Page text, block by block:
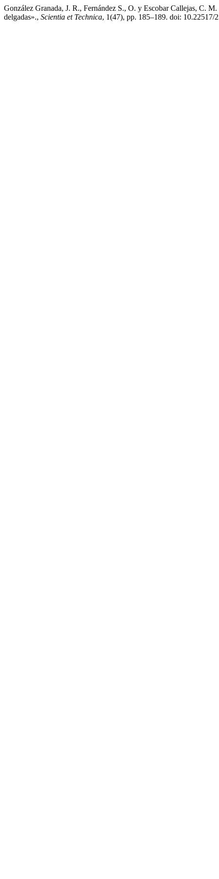
González Granada, J. R., Fernández S., O. y Escobar Callejas, C.
delgadas»., Scientia et Technica, 1(47), pp. 185–189. doi: 10.22517/